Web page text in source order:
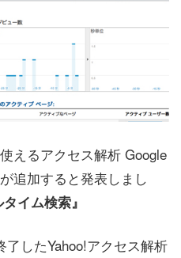
えるアクセス解析 Google
追加すると発表しまし
タイム検索』
したYahoo!アクセス解析